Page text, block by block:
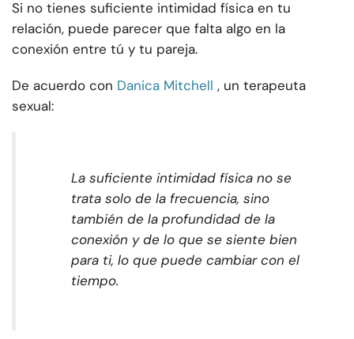
Si no tienes suficiente intimidad física en tu
relación, puede parecer que falta algo en la
conexión entre tú y tu pareja.
De acuerdo con Danica Mitchell , un terapeuta
sexual:
La suficiente intimidad física no se
trata solo de la frecuencia, sino
también de la profundidad de la
conexión y de lo que se siente bien
para ti, lo que puede cambiar con el
tiempo.